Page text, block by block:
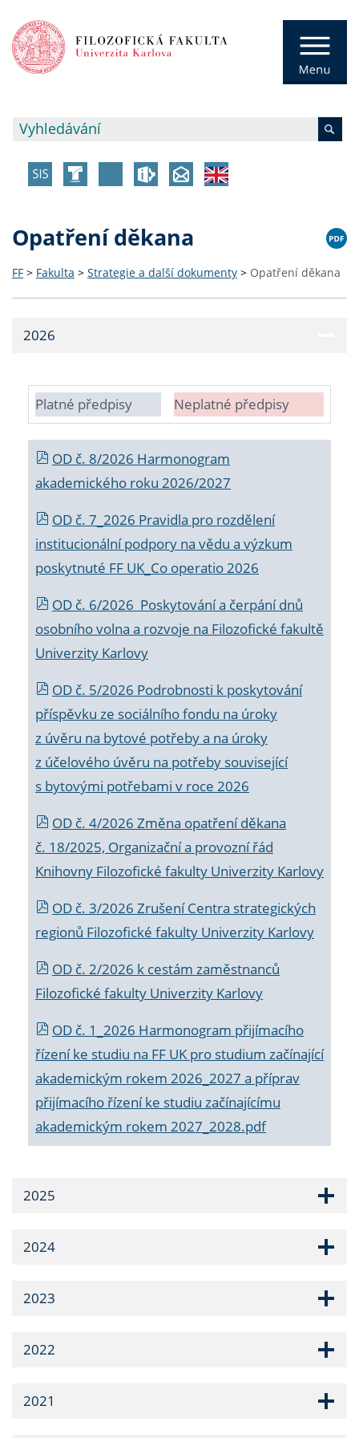
Opatření děkana
FF > Fakulta > Strategie a další dokumenty > Opatření děkana
2026
Platné předpisy Neplatné předpisy
OD č. 8/2026 Harmonogram
akademického roku 2026/2027
OD č. 7_2026 Pravidla pro rozdělení
institucionální podpory na vědu a výzkum
poskytnuté FF UK_Co operatio 2026
OD č. 6/2026 Poskytování a čerpání dnů
osobního volna a rozvoje na Filozofické fakultě
Univerzity Karlovy
OD č. 5/2026 Podrobnosti k poskytování
příspěvku ze sociálního fondu na úroky
z úvěru na bytové potřeby a na úroky
z účelového úvěru na potřeby související
s bytovými potřebami v roce 2026
OD č. 4/2026 Změna opatření děkana
č. 18/2025, Organizační a provozní řád
Knihovny Filozofické fakulty Univerzity Karlovy
OD č. 3/2026 Zrušení Centra strategických
regionů Filozofické fakulty Univerzity Karlovy
OD č. 2/2026 k cestám zaměstnanců
Filozofické fakulty Univerzity Karlovy
OD č. 1_2026 Harmonogram přijímacího
řízení ke studiu na FF UK pro studium začínající
akademickým rokem 2026_2027 a příprav
přijímacího řízení ke studiu začínajícímu
akademickým rokem 2027_2028.pdf
2025
2024
2023
2022
2021